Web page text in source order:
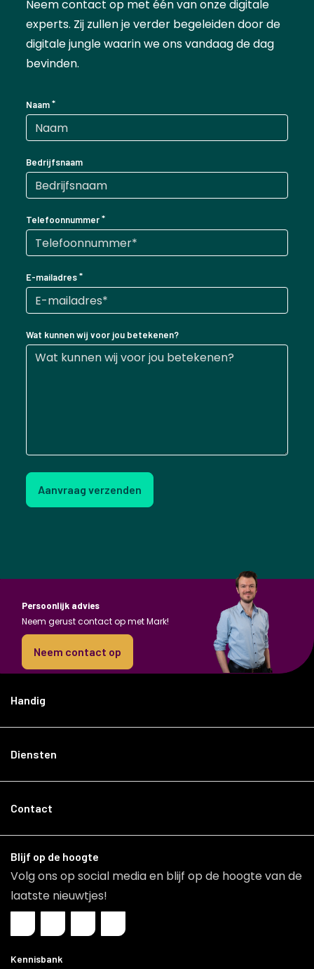
Neem contact op met één van onze digitale
experts. Zij zullen je verder begeleiden door de
digitale jungle waarin we ons vandaag de dag
bevinden.
Naam
Bedrijfsnaam
Telefoonnummer
E-mailadres
Wat kunnen wij voor jou betekenen?
Aanvraag verzenden
Persoonlijk advies
Neem gerust contact op met Mark!
Neem contact op
Handig
Diensten
Contact
Blijf op de hoogte
Volg ons op social media en blijf op de hoogte van de
laatste nieuwtjes!
Kennisbank